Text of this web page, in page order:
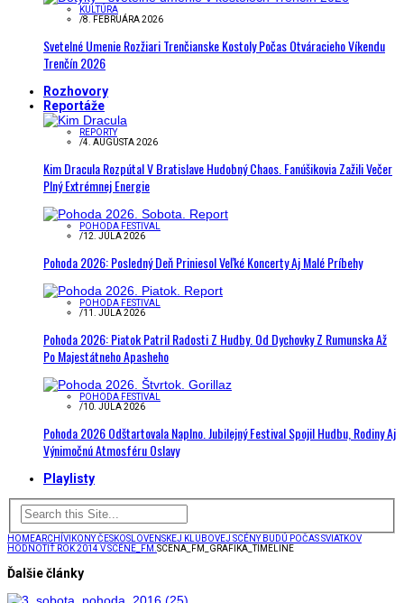
KULTÚRA
/8. FEBRUÁRA 2026
Svetelné Umenie Rozžiari Trenčianske Kostoly Počas Otváracieho Víkendu
Trenčín 2026
Rozhovory
Reportáže
REPORTY
/4. AUGUSTA 2026
Kim Dracula Rozpútal V Bratislave Hudobný Chaos. Fanúšikovia Zažili Večer
Plný Extrémnej Energie
POHODA FESTIVAL
/12. JÚLA 2026
Pohoda 2026: Posledný Deň Priniesol Veľké Koncerty Aj Malé Príbehy
POHODA FESTIVAL
/11. JÚLA 2026
Pohoda 2026: Piatok Patril Radosti Z Hudby. Od Dychovky Z Rumunska Až
Po Majestátneho Apasheho
POHODA FESTIVAL
/10. JÚLA 2026
Pohoda 2026 Odštartovala Naplno. Jubilejný Festival Spojil Hudbu, Rodiny Aj
Výnimočnú Atmosféru Oslavy
Playlisty
HOMEARCHÍV IKONY ČESKOSLOVENSKEJ KLUBOVEJ SCÉNY BUDÚ POČAS SVIATKOV
HODNOTIŤ ROK 2014 V SCÉNE_FM. SCENA_FM_GRAFIKA_TIMELINE
Ďalšie články